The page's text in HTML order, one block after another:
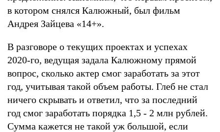
в котором снялся Калюжный, был фильм
Андрея Зайцева «14+».
В разговоре о текущих проектах и успехах
2020-го, ведущая задала Калюжному прямой
вопрос, сколько актер смог заработать за этот
год, учитывая такой объем работы. Глеб не стал
ничего скрывать и ответил, что за последний
год смог заработать порядка 1,5 - 2 млн рублей.
Сумма кажется не такой уж большой, если